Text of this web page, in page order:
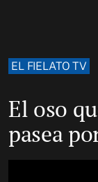
EL FIELATO TV
El oso
pasea